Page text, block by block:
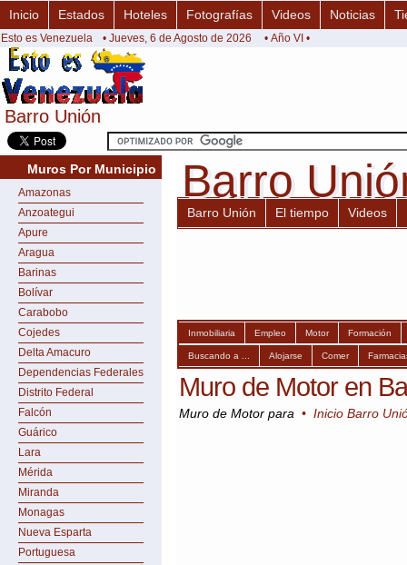
Barro Unión
Barro Unión
Inicio Estados Hoteles Fotografías Videos Noticias
Esto es Venezuela • Jueves, 6 de Agosto de 2026 • Año VI •
Muros Por Municipio
Amazonas
Anzoategui
Apure
Aragua
Barinas
Bolívar
Carabobo
Cojedes
Delta Amacuro
Dependencias Federales
Distrito Federal
Falcón
Guárico
Lara
Mérida
Miranda
Monagas
Nueva Esparta
Portuguesa
Barro
Barro
Barro Unión El tiempo Videos
Inmobiliaria Empleo Motor Formación
Buscando a ... Alojarse Comer
Muro de Motor en
Muro de Motor para • Inicio Barro